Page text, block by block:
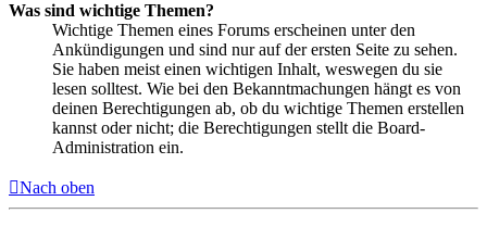
Was sind wichtige Themen?
Wichtige Themen eines Forums erscheinen unter den
Ankündigungen und sind nur auf der ersten Seite zu sehen.
Sie haben meist einen wichtigen Inhalt, weswegen du sie
lesen solltest. Wie bei den Bekanntmachungen hängt es von
deinen Berechtigungen ab, ob du wichtige Themen erstellen
kannst oder nicht; die Berechtigungen stellt die Board-
Administration ein.
Nach oben